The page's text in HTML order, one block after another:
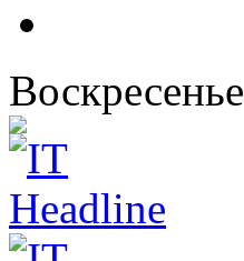
Воскресенье